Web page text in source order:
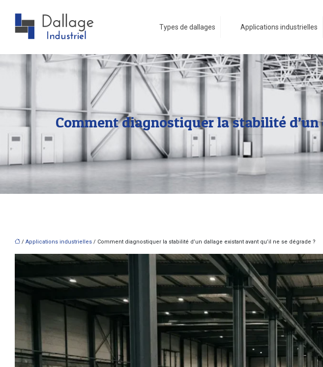
Types de dallages Applications industrielles
Comment diagnostiquer la stabilité
/ Applications industrielles / Comment diagnostiquer la stabilité d’un dallage existant avant qu’il ne se dégrade ?